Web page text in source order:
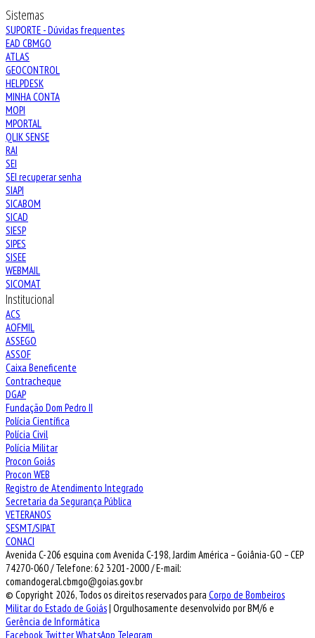
Sistemas
SUPORTE - Dúvidas frequentes
EAD CBMGO
ATLAS
GEOCONTROL
HELPDESK
MINHA CONTA
MOPI
MPORTAL
QLIK SENSE
RAI
SEI
SEI recuperar senha
SIAPI
SICABOM
SICAD
SIESP
SIPES
SISEE
WEBMAIL
SICOMAT
Institucional
ACS
AOFMIL
ASSEGO
ASSOF
Caixa Beneficente
Contracheque
DGAP
Fundação Dom Pedro II
Polícia Científica
Polícia Civil
Polícia Militar
Procon Goiás
Procon WEB
Registro de Atendimento Integrado
Secretaria da Segurança Pública
VETERANOS
SESMT/SIPAT
CONACI
Avenida C-206 esquina com Avenida C-198, Jardim América – Goiânia-GO – CEP
74270-060 / Telefone: 62 3201-2000 / E-mail:
comandogeral.cbmgo@goias.gov.br
© Copyright 2026, Todos os direitos reservados para Corpo de Bombeiros
Militar do Estado de Goiás| Orgulhosamente desenvolvido por BM/6 e
Gerência de Informática
Facebook TwitterWhatsApp Telegram